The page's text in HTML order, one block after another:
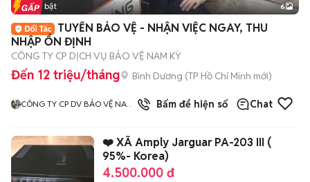
+2
Tin nổi bật 6
TUYỂN BẢO VỆ - NHẬN VIỆC NGAY, THU
NHẬP ỔN ĐỊNH
CÔNG TY CP DỊCH VỤ BẢO VỆ NAM KỲ
Đến 12 triệu/tháng Bình Dương (TP Hồ Chí Minh mới)
CÔNG TY CP DV BẢO VỆ NAM
3đã bán
Bấm để hiện số Chat
❤️ XÃ Amply Jarguar PA-203 III (
95%- Korea)
4.500.000 đ